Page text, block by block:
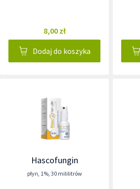
8,00 zł
Dodaj do koszyka
Hascofungin
płyn, 1%, 30 mililitrów